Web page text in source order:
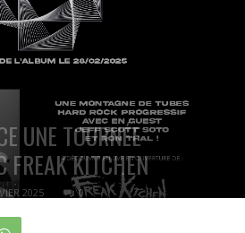
UNE TOURNÉE
FREAK KITCHEN
2025 0